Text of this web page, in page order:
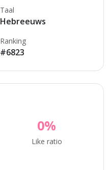
Taal
Hebreeuws
Ranking
#6823
0%
Like ratio